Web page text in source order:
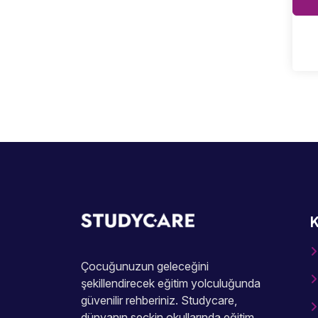
Çocuğunuzun geleceğini
şekillendirecek eğitim yolculuğunda
güvenilir rehberiniz. Studycare,